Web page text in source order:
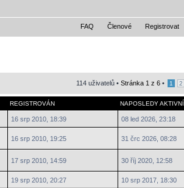
FAQ Členové Registrovat
114 uživatelů •Stránka 1 z6 • 1 2
REGISTROVÁN NAPOSLEDY AKTIVNÍ
16 srp 2010, 18:39 08 led 2026, 23:18
16 srp 2010, 19:25 31 črc 2026, 08:28
17 srp 2010, 14:59 30 říj 2020, 12:58
19 srp 2010, 20:27 10 srp 2017, 18:30